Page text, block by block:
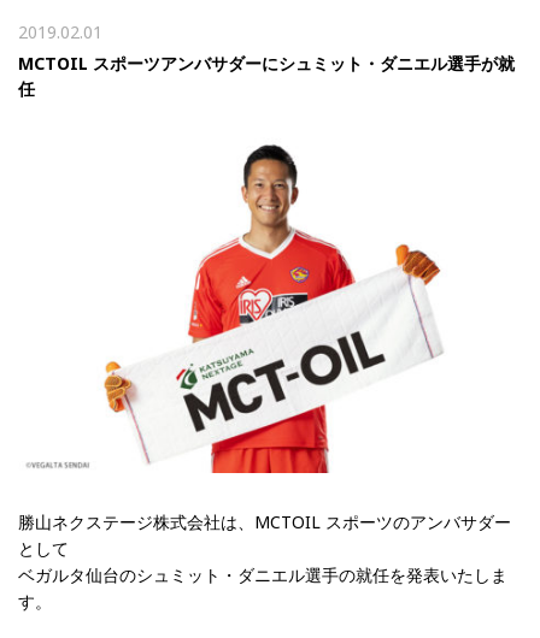
2019.02.01
MCTOIL スポーツアンバサダーにシュミット・ダニエル選手が就
任
勝山ネクステージ株式会社は、MCTOIL スポーツのアンバサダー
として
ベガルタ仙台のシュミット・ダニエル選手の就任を発表いたしま
す。